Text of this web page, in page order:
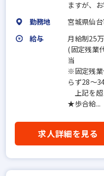
ますが、
勤務地
宮城県仙
給与
月給制25
(固定残業
当
※固定残業
らず28～
上記を超
★歩合給...
求人詳細を見る